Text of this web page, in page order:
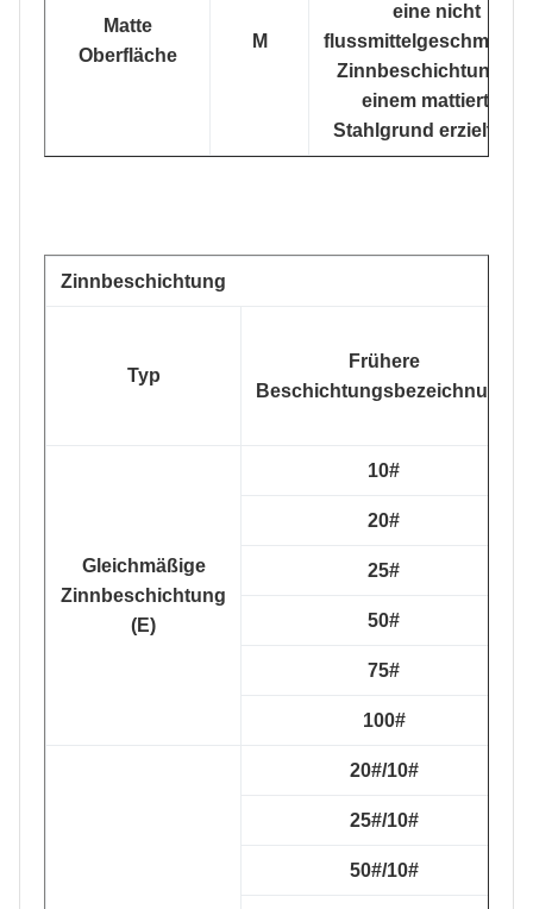
Matte
Oberfläche
M
eine nicht
Zinnbeschichtung
einem mattierten
Stahlgrund erzielt
Zinnbeschichtung
Typ
Frühere
Beschichtungsbezeichnung
Gleichmäßige
Zinnbeschichtung
(E)
10#
20#
25#
50#
75#
100#
20#/10#
25#/10#
50#/10#